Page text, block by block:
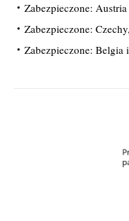
Zabezpieczone: Austria
Zabezpieczone:
Zabezpieczone: Belgia